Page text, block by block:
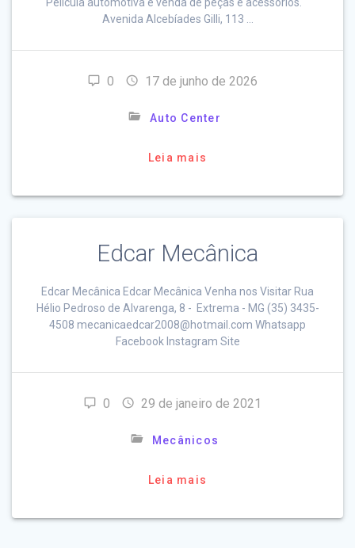
Avenida Alcebíades Gilli, 113 …
0 17 de junho de 2026
Auto Center
Leia mais
Edcar Mecânica
Edcar Mecânica Edcar Mecânica Venha nos Visitar Rua
Hélio Pedroso de Alvarenga, 8 - Extrema - MG (35) 3435-
4508 mecanicaedcar2008@hotmail.com Whatsapp
Facebook Instagram Site
0 29 de janeiro de 2021
Mecânicos
Leia mais